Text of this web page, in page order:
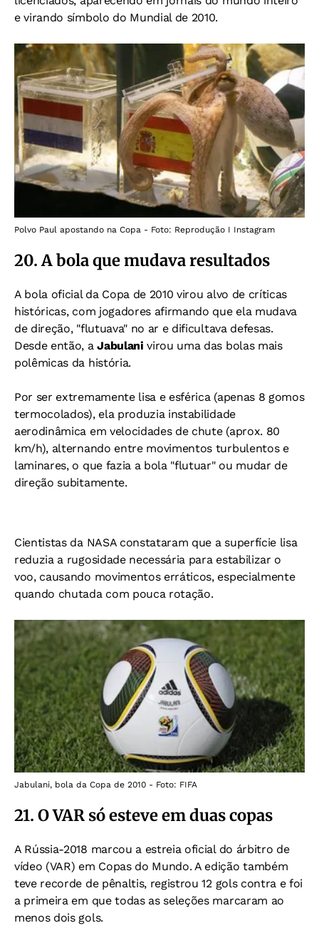
e virando símbolo do Mundial de 2010.
Polvo Paul apostando na Copa - Foto: Reprodução I Instagram
20. A bola que mudava resultados
A bola oficial da Copa de 2010 virou alvo de críticas
históricas, com jogadores afirmando que ela mudava
de direção, "flutuava" no ar e dificultava defesas.
Desde então, aJabulanivirou uma das bolas mais
polêmicas da história.
Por ser extremamente lisa e esférica (apenas 8 gomos
termocolados), ela produzia instabilidade
aerodinâmica em velocidades de chute (aprox. 80
km/h), alternando entre movimentos turbulentos e
laminares, o que fazia a bola "flutuar" ou mudar de
direção subitamente.
Cientistas da NASA constataram que a superfície lisa
reduzia a rugosidade necessária para estabilizar o
voo, causando movimentos erráticos, especialmente
quando chutada com pouca rotação.
Jabulani, bola da Copa de 2010 - Foto: FIFA
21. O VAR só esteve em duas copas
A Rússia-2018 marcou a estreia oficial do árbitro de
vídeo (VAR) em Copas do Mundo.A edição também
teve recorde de pênaltis, registrou 12 gols contra e foi
a primeira em que todas as seleções marcaram ao
menos dois gols.